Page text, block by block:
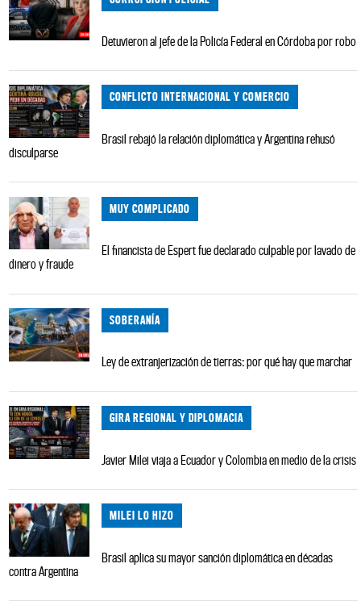
Detuvieron al jefe de la Policía Federal en Córdoba por robo
CONFLICTO INTERNACIONAL Y COMERCIO
Brasil rebajó la relación diplomática y Argentina rehusó
disculparse
MUY COMPLICADO
El financista de Espert fue declarado culpable por lavado de
dinero y fraude
SOBERANÍA
Ley de extranjerización de tierras: por qué hay que marchar
GIRA REGIONAL Y DIPLOMACIA
Javier Milei viaja a Ecuador y Colombia en medio de la crisis
MILEI LO HIZO
Brasil aplica su mayor sanción diplomática en décadas
contra Argentina